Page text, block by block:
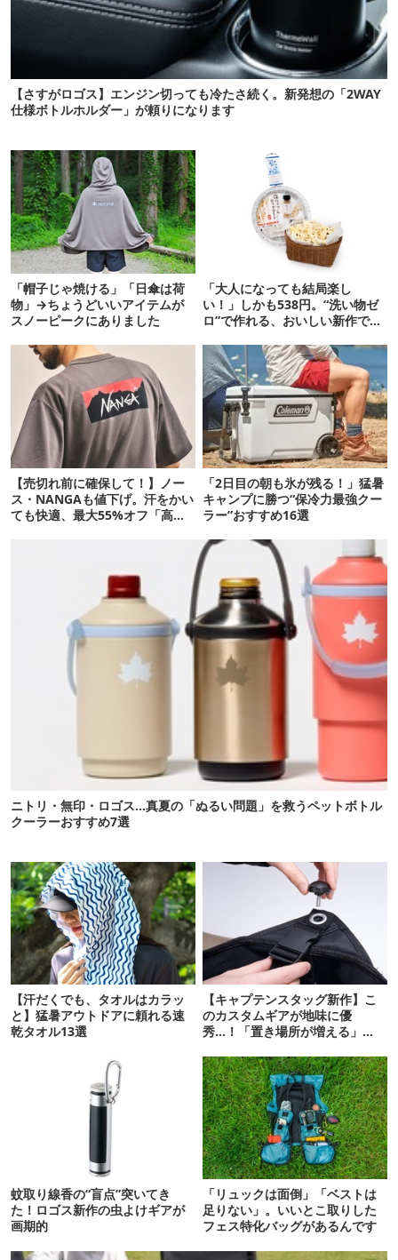
【さすがロゴス】エンジン切っても冷たさ続く。新発想の「2WAY
仕様ボトルホルダー」が頼りになります
「帽子じゃ焼ける」「日傘は荷
物」→ちょうどいいアイテムが
スノーピークにありました
「大人になっても結局楽し
い！」しかも538円。“洗い物ゼ
ロ”で作れる、おいしい新作です
【売切れ前に確保して！】ノー
ス・NANGAも値下げ。汗をかい
ても快適、最大55%オフ「高機
「2日目の朝も氷が残る！」猛暑
キャンプに勝つ“保冷力最強クー
ラー”おすすめ16選
ニトリ・無印・ロゴス…真夏の「ぬるい問題」を救うペットボトル
クーラーおすすめ7選
【汗だくでも、タオルはカラッ
と】猛暑アウトドアに頼れる速
乾タオル13選
【キャプテンスタッグ新作】こ
のカスタムギアが地味に優
秀…！「置き場所が増える」
蚊取り線香の“盲点”突いてき
た！ロゴス新作の虫よけギアが
画期的
「リュックは面倒」「ベストは
足りない」。いいとこ取りした
フェス特化バッグがあるんです